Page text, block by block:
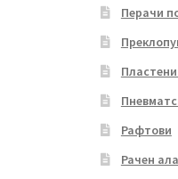
Перачи
Рафтови
Рачен